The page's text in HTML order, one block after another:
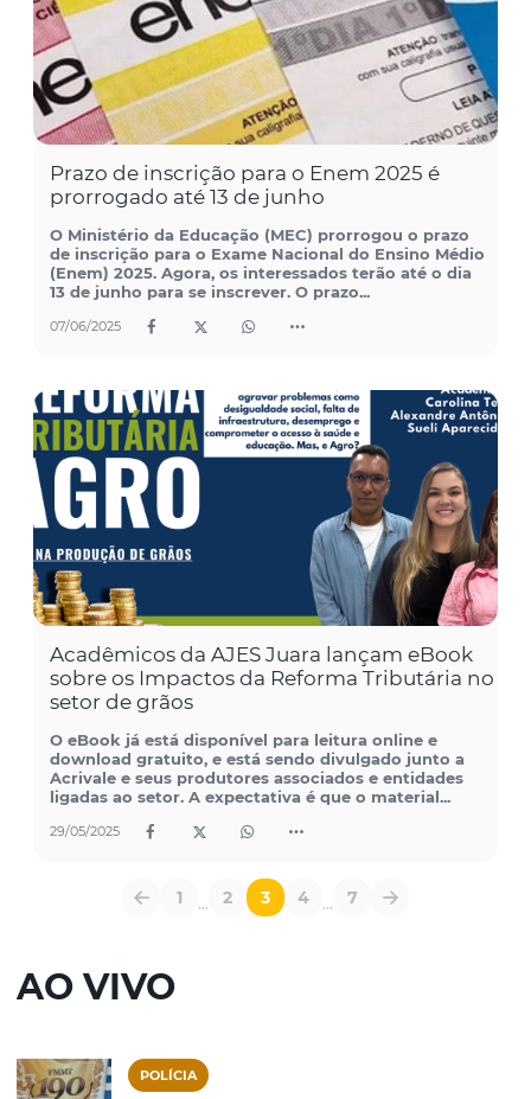
Prazo de inscrição para o Enem 2025 é
prorrogado até 13 de junho
O Ministério da Educação (MEC) prorrogou o prazo
de inscrição para o Exame Nacional do Ensino Médio
(Enem) 2025. Agora, os interessados terão até o dia
13 de junho para se inscrever. O prazo...
07/06/2025
Acadêmicos da AJES Juara lançam eBook
sobre os Impactos da Reforma Tributária no
setor de grãos
O eBook já está disponível para leitura online e
download gratuito, e está sendo divulgado junto a
Acrivale e seus produtores associados e entidades
ligadas ao setor. A expectativa é que o material...
29/05/2025
1 ... 2 3 4 ... 7
AO VIVO
POLÍCIA